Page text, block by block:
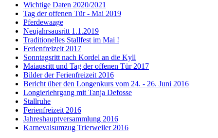
Wichtige Daten 2020/2021
Tag der offenen Tür - Mai 2019
Pferdewaage
Neujahrsausritt 1.1.2019
Traditionelles Stallfest im Mai !
Ferienfreizeit 2017
Sonntagsritt nach Kordel an die Kyll
Maiausritt und Tag der offenen Tür 2017
Bilder der Ferienfreizeit 2016
Bericht über den Longenkurs vom 24. - 26. Juni 2016
Longierlehrgang mit Tanja Defosse
Stallruhe
Ferienfreizeit 2016
Jahreshauptversammlung 2016
Karnevalsumzug Trierweiler 2016